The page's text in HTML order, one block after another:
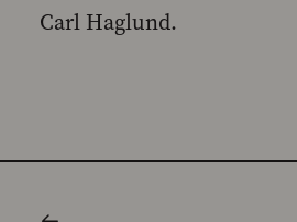
Carl Haglund.